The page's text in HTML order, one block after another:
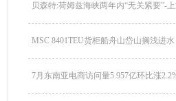
贝森特:荷姆兹海峡两年内“无关紧要”-
MSC 8401TEU货柜船舟山岱山搁浅进
7月东南亚电商访问量5.957亿环比涨